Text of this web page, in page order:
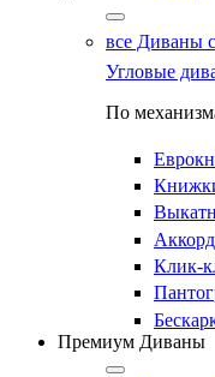
все Диваны
Угловые
По
Клик-
Премиум Диваны